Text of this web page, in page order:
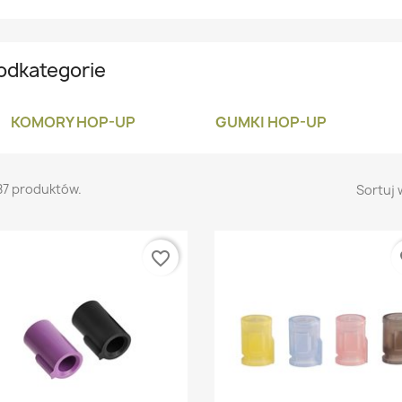
KOMORY HOP-UP GUMKI HOP-UP
produktów. Sortuj
favorite_border